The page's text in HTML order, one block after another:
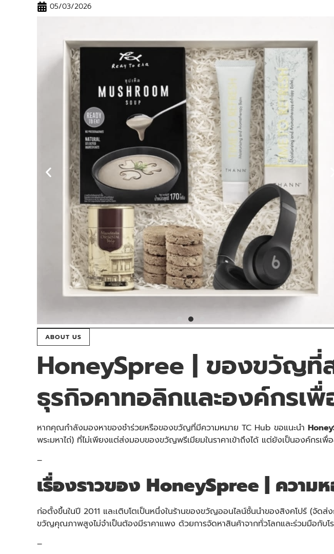
05/03/2026
ABOUT US
HoneySpree | ของขวัญที่
ธุรกิจคาทอลิกและองค์กรเ
หากคุณกำลังมองหาของชำร่วยหรือของขวัญที่มีความหมาย TC Hub ขอแนะนำ
พระมหาไถ่) ที่ไม่เพียงแต่ส่งมอบของขวัญพรีเมียมในราคาเข้าถึงได้ แต่ยังเป็นองค์กร
–
เรื่องราวของ HoneySpree | ความ
ก่อตั้งขึ้นในปี 2011 และเติบโตเป็นหนึ่งในร้านของขวัญออนไลน์ชั้นนำของสิงคโปร์ (จัด
ขวัญคุณภาพสูงไม่จำเป็นต้องมีราคาแพง ด้วยการจัดหาสินค้าจากทั่วโลกและร่วมมือกับโ
–